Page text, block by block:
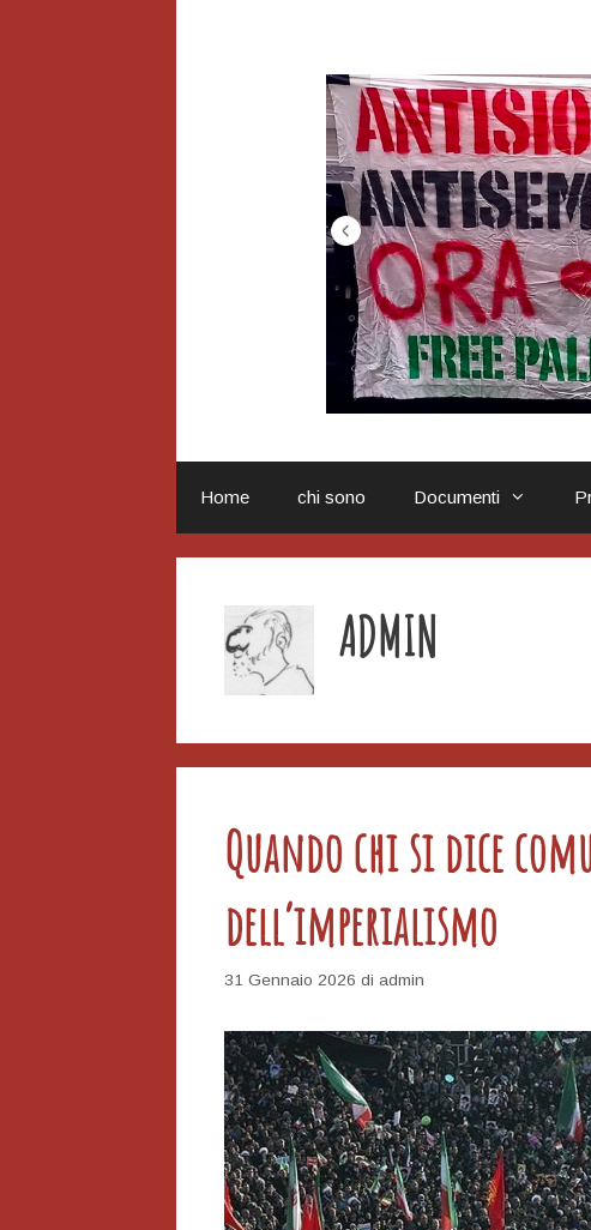
Home chi sono Documenti
ADMIN
Quando chi si dice
dell’imperialismo
31 Gennaio 2026 di admin